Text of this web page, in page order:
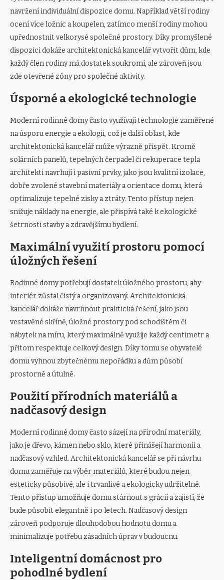
navržení individuální dispozice domu. Například větší rodiny
ocení více ložnic a koupelen, zatímco menší rodiny mohou
upřednostnit velkorysé společné prostory. Díky promyšlené
dispozici dokáže architektonická kancelář vytvořit dům, kde
každý člen rodiny má dostatek soukromí, ale zároveň jsou
zde otevřené zóny pro společné aktivity.
Úsporné a ekologické technologie
Moderní rodinné domy často využívají technologie zaměřené
na úsporu energie a ekologii, což je další oblast, kde
architektonická kancelář může výrazně přispět. Kromě
solárních panelů, tepelných čerpadel či rekuperace tepla
architekti navrhují i pasivní prvky, jako jsou kvalitní izolace,
dobře zvolené stavební materiály a orientace domu, která
optimalizuje tepelné zisky a ztráty. Tento přístup nejen
snižuje náklady na energie, ale přispívá také k ekologické
šetrnosti stavby a zdravějšímu bydlení.
Maximální využití prostoru pomocí
úložných řešení
Rodinné domy potřebují dostatek úložného prostoru, aby
interiér zůstal čistý a organizovaný. Architektonická
kancelář dokáže navrhnout praktická řešení, jako jsou
vestavěné skříně, úložné prostory pod schodištěm či
nábytek na míru, který maximálně využije každý centimetr a
přitom respektuje celkový design. Díky tomu se obyvatelé
domu vyhnou zbytečnému nepořádku a dům působí
prostorně a útulně.
Použití přírodních materiálů a
nadčasový design
Moderní rodinné domy často sázejí na přírodní materiály,
jako je dřevo, kámen nebo sklo, které přinášejí harmonii a
nadčasový vzhled. Architektonická kancelář se při návrhu
domu zaměřuje na výběr materiálů, které budou nejen
esteticky působivé, ale i trvanlivé a ekologicky udržitelné.
Tento přístup umožňuje domu stárnout s grácií a zajistí, že
bude působit elegantně i po letech. Nadčasový design
zároveň podporuje dlouhodobou hodnotu domu a
minimalizuje potřebu zásadních úprav v budoucnu.
Inteligentní domácnost pro
pohodlné bydlení